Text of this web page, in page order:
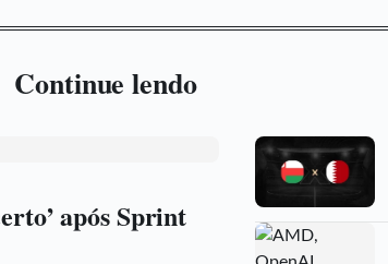
Continue lendo
após Sprint